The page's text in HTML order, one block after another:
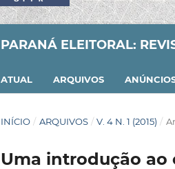
PARANÁ ELEITORAL:
ATUAL ARQUIVOS
INÍCIO / ARQUIVOS / V. 4 N. 1 (2015) /
Uma introdução ao